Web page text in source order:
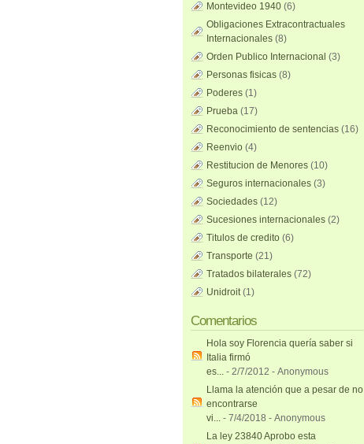
Montevideo 1940 (6)
Obligaciones Extracontractuales
Internacionales (8)
Orden Publico Internacional (3)
Personas fisicas (8)
Poderes (1)
Prueba (17)
Reconocimiento de sentencias (16)
Reenvio (4)
Restitucion de Menores (10)
Seguros internacionales (3)
Sociedades (12)
Sucesiones internacionales (2)
Titulos de credito (6)
Transporte (21)
Tratados bilaterales (72)
Unidroit (1)
Comentarios
Hola soy Florencia quería saber si
Italia firmó
es... - 2/7/2012 - Anonymous
Llama la atención que a pesar de no
encontrarse
vi... - 7/4/2018 - Anonymous
La ley 23840 Aprobo esta